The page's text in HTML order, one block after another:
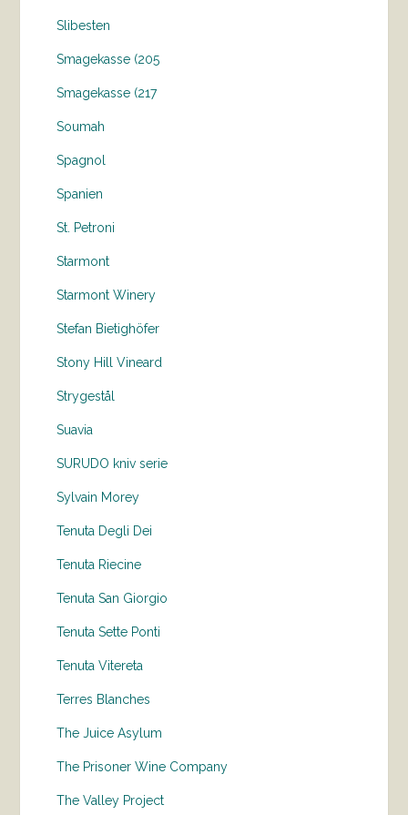
Slibesten
Smagekasse (205
Smagekasse (217
Soumah
Spagnol
Spanien
St. Petroni
Starmont
Starmont Winery
Stefan Bietighöfer
Stony Hill Vineard
Strygestål
Suavia
SURUDO kniv serie
Sylvain Morey
Tenuta Degli Dei
Tenuta Riecine
Tenuta San Giorgio
Tenuta Sette Ponti
Tenuta Vitereta
Terres Blanches
The Juice Asylum
The Prisoner Wine Company
The Valley Project